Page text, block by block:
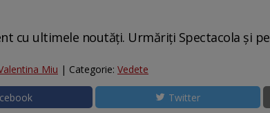
cu ultimele noutăți. Urmăriți Spectacola și pe
Miu | Categorie: Vedete
Twitter